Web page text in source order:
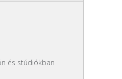
és stúdiókban